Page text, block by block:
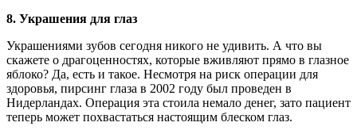
8. Украшения для глаз
Украшениями зубов сегодня никого не удивить. А что вы
скажете о драгоценностях, которые вживляют прямо в глазное
яблоко? Да, есть и такое. Несмотря на риск операции для
здоровья, пирсинг глаза в 2002 году был проведен в
Нидерландах. Операция эта стоила немало денег, зато пациент
теперь может похвастаться настоящим блеском глаз.